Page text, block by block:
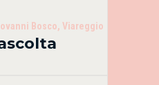
Bosco, Viareggio